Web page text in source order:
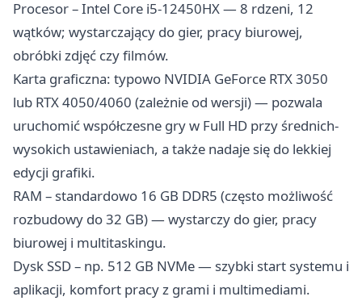
Procesor – Intel Core i5-12450HX — 8 rdzeni, 12
wątków; wystarczający do gier, pracy biurowej,
obróbki zdjęć czy filmów.
Karta graficzna: typowo NVIDIA GeForce RTX 3050
lub RTX 4050/4060 (zależnie od wersji) — pozwala
uruchomić współczesne gry w Full HD przy średnich-
wysokich ustawieniach, a także nadaje się do lekkiej
edycji grafiki.
RAM – standardowo 16 GB DDR5 (często możliwość
rozbudowy do 32 GB) — wystarczy do gier, pracy
biurowej i multitaskingu.
Dysk SSD – np. 512 GB NVMe — szybki start systemu i
aplikacji, komfort pracy z grami i multimediami.